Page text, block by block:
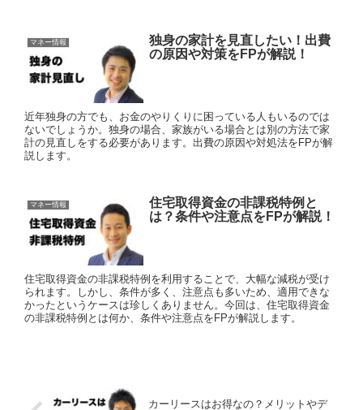
マネー情報
独身の家計を見直したい！出費
の原因や対策をFPが解説！
近年独身の方でも、お金のやりくりに困っている人もいるのでは
ないでしょうか。独身の場合、家族がいる場合とは別の方法で家
計の見直しをする必要があります。出費の原因や対処法をFPが解
説します。
マネー情報
住宅取得資金の非課税特例と
は？条件や注意点をFPが解説！
住宅取得資金の非課税特例を利用することで、大幅な減税が受け
られます。しかし、条件が多く、注意点も多いため、適用できな
かったというケースは珍しくありません。今回は、住宅取得資金
の非課税特例とは何か、条件や注意点をFPが解説します。
カーリースはお得なの？メリットやデ